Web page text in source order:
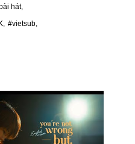
hát,
#vietsub,